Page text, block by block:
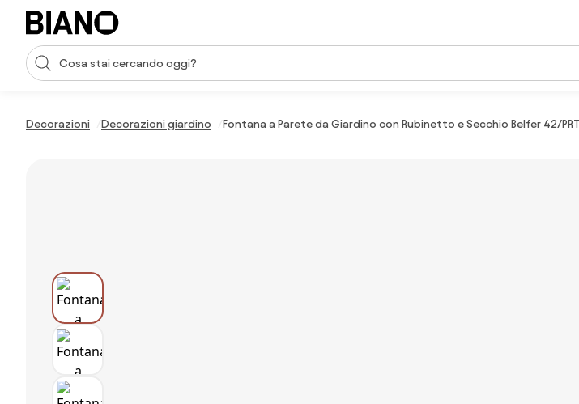
Salta la navigazione, vai al contenuto
Input della ricerca
Decorazioni Decorazioni giardino Fontana a Parete da Giardino con Rubinetto e Secchio Belfer 42/PRT